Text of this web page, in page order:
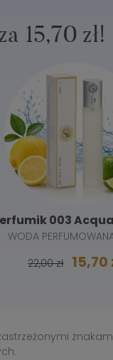
15,70 zł!
003
WODA
22,00 zł
15,70